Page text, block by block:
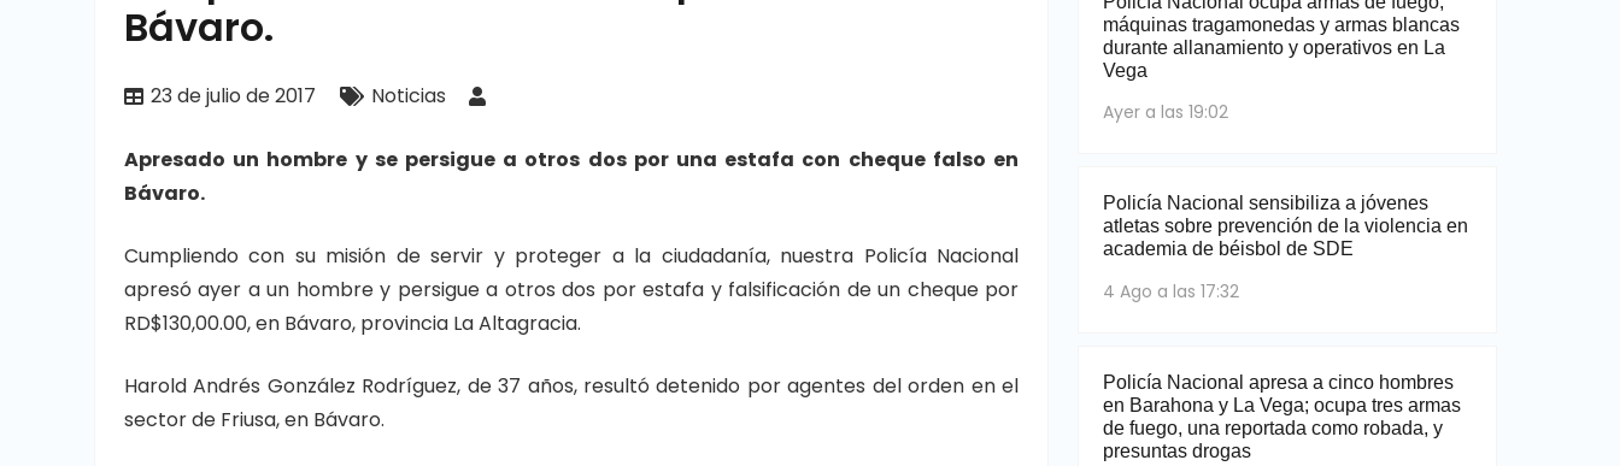
Bávaro.
23 de julio de 2017 Noticias
Apresado un hombre y se persigue a otros dos por una estafa con cheque falso en
Bávaro.
Cumpliendo con su misión de servir y proteger a la ciudadanía, nuestra Policía Nacional
apresó ayer a un hombre y persigue a otros dos por estafa y falsificación de un cheque por
RD$130,00.00, en Bávaro, provincia La Altagracia.
Harold Andrés González Rodríguez, de 37 años, resultó detenido por agentes del orden en el
sector de Friusa, en Bávaro.
máquinas tragamonedas y armas blancas
durante allanamiento y operativos en La
Vega
Ayer a las 19:02
Policía Nacional sensibiliza a jóvenes
atletas sobre prevención de la violencia en
academia de béisbol de SDE
4 Ago a las 17:32
Policía Nacional apresa a cinco hombres
en Barahona y La Vega; ocupa tres armas
de fuego, una reportada como robada, y
presuntas drogas